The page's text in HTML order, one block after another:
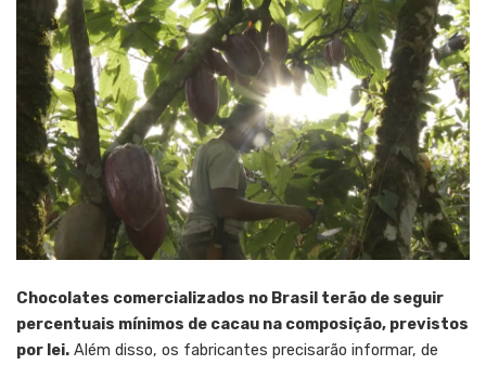
Chocolates comercializados no Brasil terão de seguir
percentuais mínimos de cacau na composição, previstos
por lei. Além disso, os fabricantes precisarão informar, de